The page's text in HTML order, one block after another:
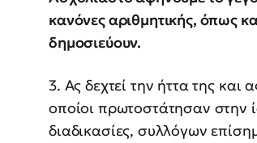
κανόνες αριθμητικής, όπως
δημοσιεύουν.
3. Ας δεχτεί την ήττα της και
οποίοι πρωτοστάτησαν στην
διαδικασίες, συλλόγων